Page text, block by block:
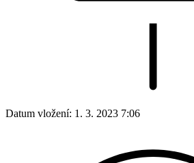
Datum vložení: 1. 3. 2023 7:06